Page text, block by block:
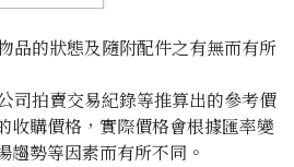
品的狀態及隨附配件之有無而有所
司拍賣交易紀錄等推算出的參考價
收購價格，實際價格會根據匯率變
趨勢等因素而有所不同。